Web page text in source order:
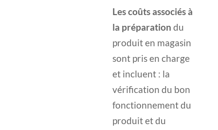
2390,00
Les coûts associés à
la préparation du
produit en magasin
sont pris en charge
et incluent : la
vérification du bon
fonctionnement du
produit et du